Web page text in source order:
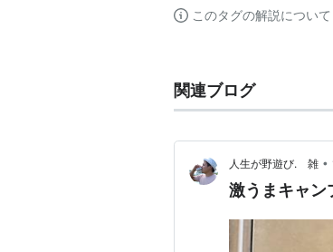
このタグの解説について
関連ブログ
人生が野遊び. 雑 •
激うまキャン